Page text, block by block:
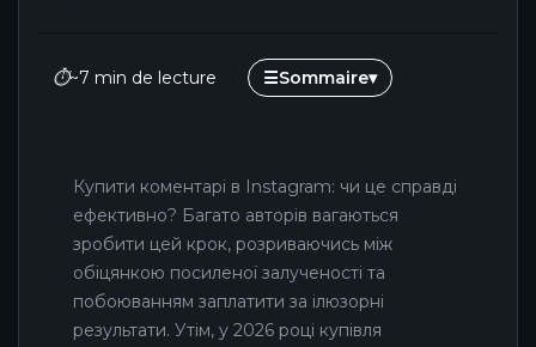
⏱~7 min de lecture ☰Sommaire▾
Купити коментарі в Instagram: чи це справді
ефективно? Багато авторів вагаються
зробити цей крок, розриваючись між
обіцянкою посиленої залученості та
побоюванням заплатити за ілюзорні
результати. Утім, у 2026 році купівля